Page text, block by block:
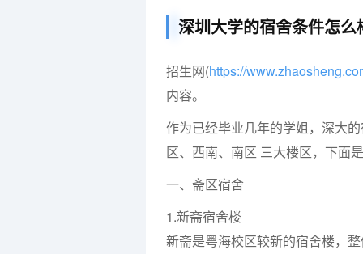
深圳大学的宿舍条件怎么
招生网(https://
内容。
作为已经毕业几年的学姐，深大
区、西南、南区 三大楼区，下面
一、斋区宿舍
1.新斋宿舍楼
新斋是粤海校区较新的宿舍楼，